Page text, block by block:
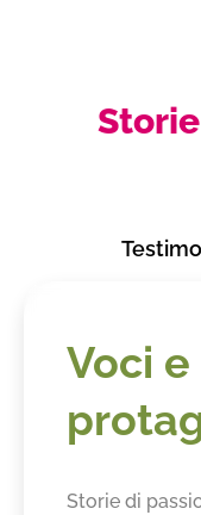
Voci
Storie di